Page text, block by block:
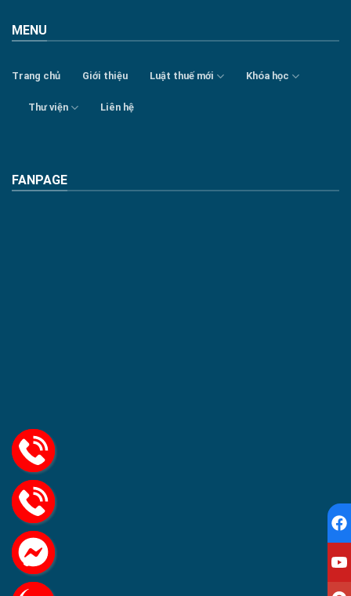
MENU
Trang chủ Giới thiệu Luật thuế mới Khóa học
Thư viện Liên hệ
FANPAGE